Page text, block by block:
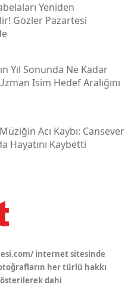
Yeniden
Gözler Pazartesi
Yıl Sonunda Ne Kadar
Isim Hedef Aralığını
Acı Kaybı: Cansever
Hayatını Kaybetti
internet sitesinde
her türlü hakkı
dahi